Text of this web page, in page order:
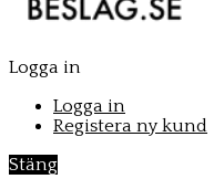
Logga in
Logga in
Registera ny kund
Stäng